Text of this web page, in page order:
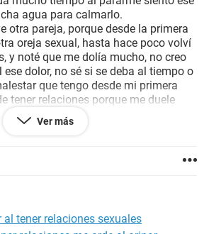
agua para calmarlo.
otra pareja, porque desde la primera
oreja sexual, hasta hace poco volví
y noté que me dolía mucho, no creo
dolor, no sé si se deba al tiempo o
que tengo desde mi primera
tener relaciones porque me duele
he tomado medicina, y no logro
Ver más
tener relaciones sexuales